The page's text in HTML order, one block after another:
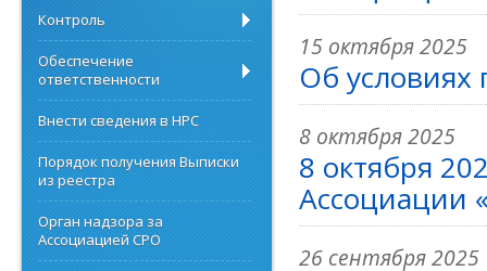
15 октября 2025
Об условиях
8 октября 2025
8 октября
Ассоциации
26 сентября 2025
Контроль
Обеспечение
ответственности
Внести сведения в НРС
Порядок получения Выписки
из реестра
Орган надзора за
Ассоциацией СРО